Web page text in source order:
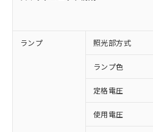
ランプ 照光部方式
ランプ色
定格電圧
使用電圧
※1 対応状況